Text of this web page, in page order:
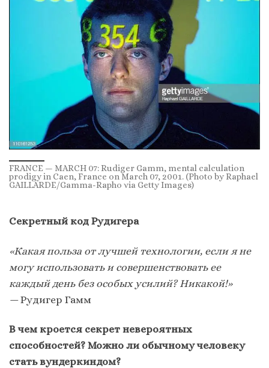
FRANCE — MARCH 07: Rudiger Gamm, mental calculation
prodigy in Caen, France on March 07, 2001. (Photo by Raphael
GAILLARDE/Gamma-Rapho via Getty Images)
Секретный код Рудигера
«Какая польза от лучшей технологии, если я не
могу использовать и совершенствовать ее
каждый день без особых усилий? Никакой!»
—Рудигер Гамм
В чем кроется секрет невероятных
способностей? Можно ли обычному человеку
стать вундеркиндом?